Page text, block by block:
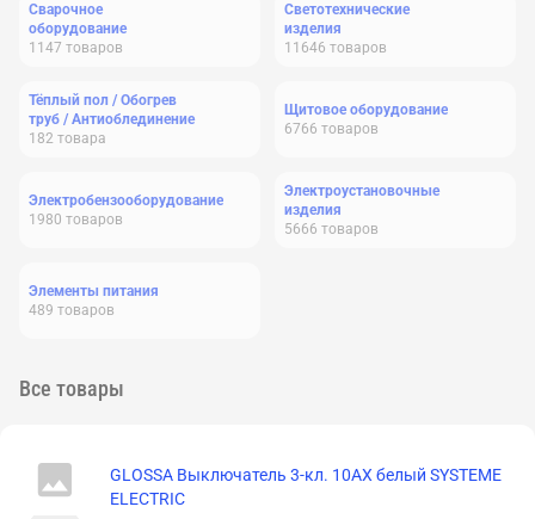
Сварочное
оборудование
1147 товаров
Светотехнические
изделия
11646 товаров
Тёплый пол / Обогрев
труб / Антиоблединение
182 товара
Щитовое оборудование
6766 товаров
Электробензооборудование
1980 товаров
Электроустановочные
изделия
5666 товаров
Элементы питания
489 товаров
Все товары
GLOSSA Выключатель 3-кл. 10АХ белый SYSTEME
ELECTRIC